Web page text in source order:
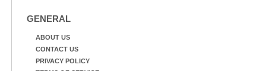
GENERAL
ABOUT US
CONTACT US
PRIVACY POLICY